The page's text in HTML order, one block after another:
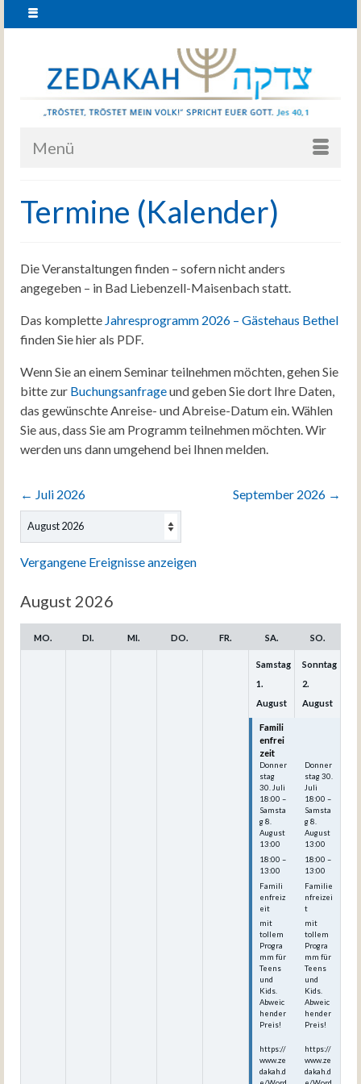
Menü
Termine (Kalender)
Die Veranstaltungen finden – sofern nicht anders
angegeben – in Bad Liebenzell-Maisenbach statt.
Das komplette Jahresprogramm 2026 – Gästehaus Bethel
finden Sie hier als PDF.
Wenn Sie an einem Seminar teilnehmen möchten, gehen Sie
bitte zur Buchungsanfrageund geben Sie dort Ihre Daten,
das gewünschte Anreise- und Abreise-Datum ein. Wählen
Sie aus, dass Sie am Programm teilnehmen möchten. Wir
werden uns dann umgehend bei Ihnen melden.
← Juli 2026 September 2026 →
Auswahl
Monats
Vergangene Ereignisse anzeigen
August 2026
MO. DI. MI. DO. FR. SA. SO.
Samstag
1.
August
Famili
enfrei
zeit
Donner
stag
30. Juli
18:00 –
Samsta
g8.
August
13:00
18:00 –
13:00
Famili
enfreiz
eit
mit
tollem
Progra
mm für
Teens
und
Kids.
Abweic
hender
Preis!
https://
www.ze
dakah.d
Sonntag
2.
August
Donner
stag30.
Juli
18:00 –
Samsta
g8.
August
13:00
18:00 –
13:00
Familie
nfreizei
t
mit
tollem
Progra
mm für
Teens
und
Kids.
Abweic
hender
Preis!
https://
www.ze
dakah.d